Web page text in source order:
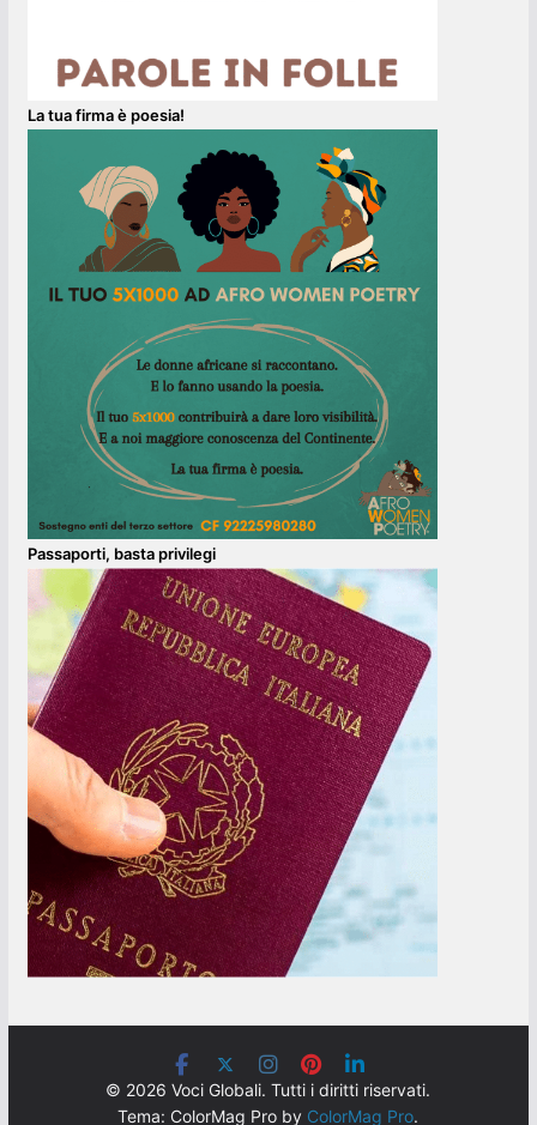
La tua firma è poesia!
Passaporti, basta privilegi
© 2026 Voci Globali. Tutti i diritti riservati.
Tema: ColorMag Pro by ColorMag Pro.